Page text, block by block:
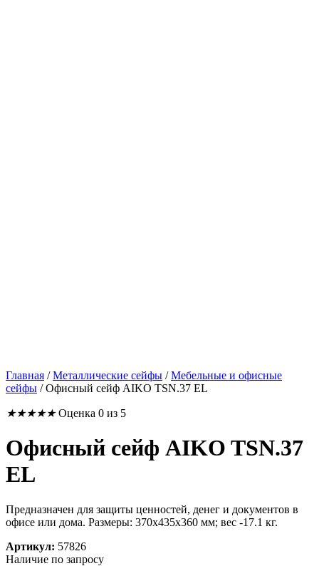
Главная /Металлические сейфы /Мебельные и офисные
сейфы /Офисный сейф AIKO TSN.37 EL
★★★★★ Оценка 0 из 5
Офисный сейф AIKO TSN.37
EL
Предназначен для защиты ценностей, денег и документов в
офисе или дома. Размеры: 370x435x360 мм; вес -17.1 кг.
Артикул: 57826
Наличие по запросу